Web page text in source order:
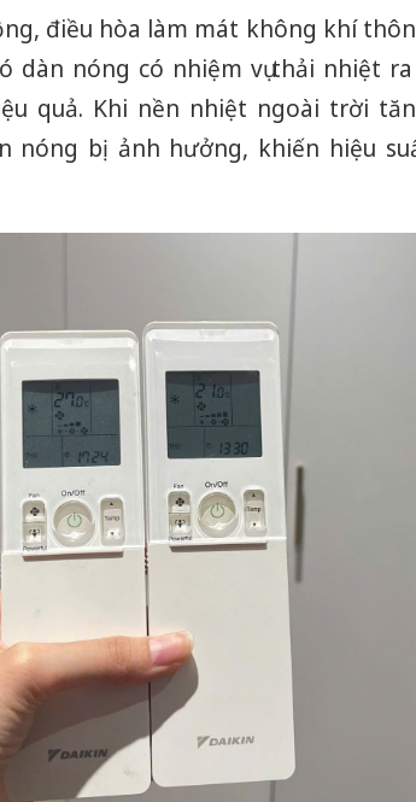
điều hòa làm mát không khí
dàn nóng có nhiệm vụ thải nhiệt
quả. Khi nền nhiệt ngoài trời
nóng bị ảnh hưởng, khiến hiệu